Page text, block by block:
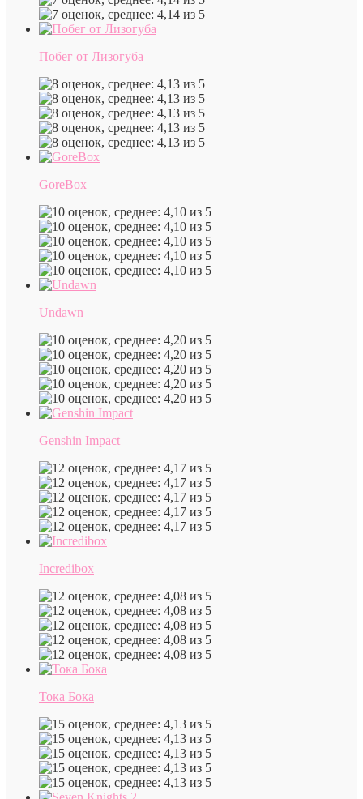
Побег от Лизогуба
GoreBox
Undawn
Genshin Impact
Incredibox
Тока Бока